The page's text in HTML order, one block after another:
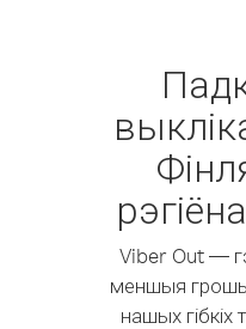
Viber Out —
меншыя
нашых